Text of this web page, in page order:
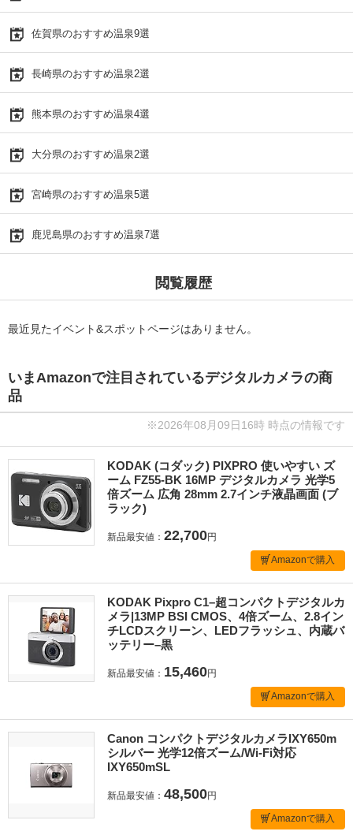
佐賀県のおすすめ温泉9選
長崎県のおすすめ温泉2選
熊本県のおすすめ温泉4選
大分県のおすすめ温泉2選
宮崎県のおすすめ温泉5選
鹿児島県のおすすめ温泉7選
閲覧履歴
最近見たイベント&スポットページはありません。
いまAmazonで注目されているデジタルカメラの商
品
※2026年08月09日16時 時点の情報です
KODAK (コダック) PIXPRO 使いやすい ズ
ーム FZ55-BK 16MP デジタルカメラ 光学5
倍ズーム 広角 28mm 2.7インチ液晶画面 (ブ
ラック)
新品最安値： 22,700円
Amazonで購入
KODAK Pixpro C1–超コンパクトデジタルカ
メラ|13MP BSI CMOS、4倍ズーム、2.8イン
チLCDスクリーン、LEDフラッシュ、内蔵バ
ッテリー–黒
新品最安値： 15,460円
Amazonで購入
Canon コンパクトデジタルカメラIXY650m
シルバー 光学12倍ズーム/Wi-Fi対応
IXY650mSL
新品最安値： 48,500円
Amazonで購入